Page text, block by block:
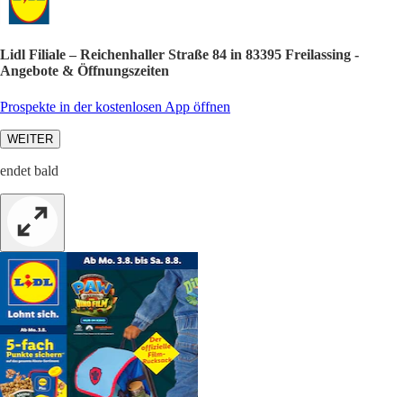
Lidl Filiale – Reichenhaller Straße 84 in 83395 Freilassing -
Angebote & Öffnungszeiten
Prospekte in der kostenlosen App öffnen
WEITER
endet bald